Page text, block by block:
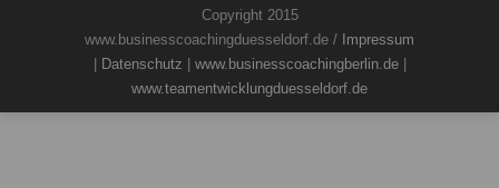
Copyright 2015
www.businesscoachingduesseldorf.de / Impressum
Datenschutz www.businesscoachingberlin.de|
www.teamentwicklungduesseldorf.de